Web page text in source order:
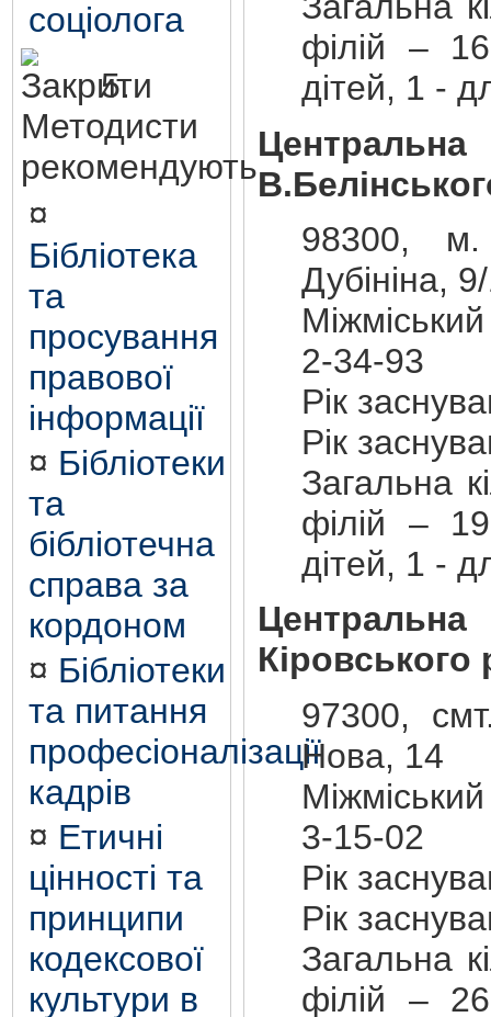
соціолога
5.
Методисти
рекомендують
¤
Бібліотека
та
просування
правової
інформації
¤ Бібліотеки
та
бібліотечна
справа за
кордоном
¤ Бібліотеки
та питання
професіоналізації
кадрів
¤ Етичні
цінності та
принципи
кодексової
культури в
філій –
дітей, 1 -
Центральна
98300,
Дубініна,
2-34-93
Рік
Рік
Загальна
філій –
дітей, 1 -
Кіровського
97300,
Нова, 14
3-15-02
Рік
Рік
Загальна
філій –